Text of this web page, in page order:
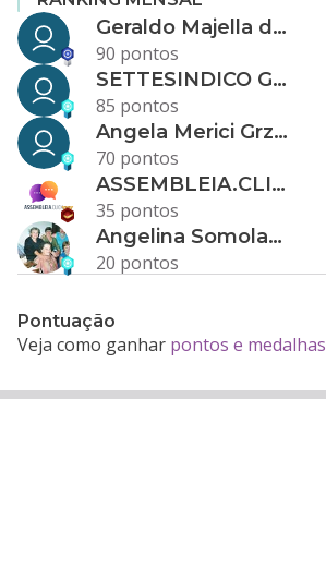
Geraldo Majella da Silva
90 pontos
SETTESINDICO GOVERNANÇA CONDOMINIAL
85 pontos
Angela Merici Grzybowski
70 pontos
ASSEMBLEIA.CLICK
35 pontos
Angelina Somolanji R. Oliveira
20 pontos
Pontuação
Veja como ganhar pontos e medalhas